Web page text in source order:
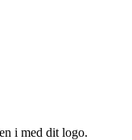
i med dit logo.